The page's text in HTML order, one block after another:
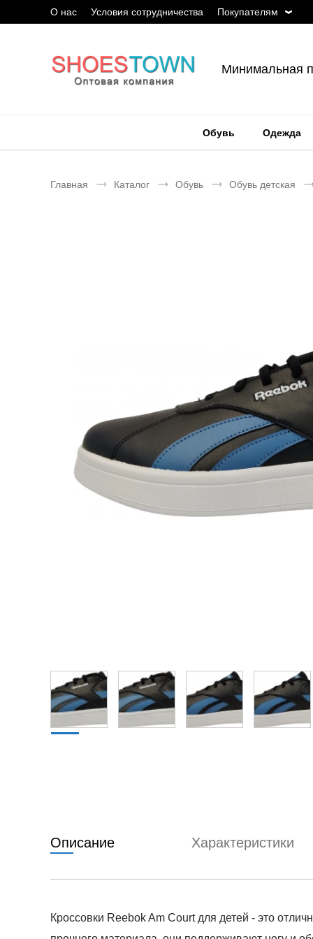
О нас Условия сотрудничества Покупателям
Минимальная
Обувь Одежда
Главная Каталог Обувь Обувь детская
Описание Характеристики
Кроссовки Reebok Am Court для детей - это